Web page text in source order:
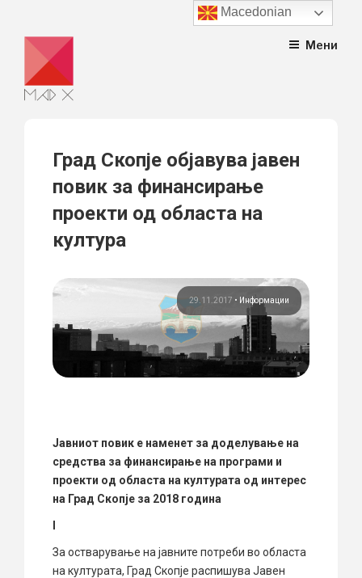
content
Мени
Град Скопје објавува јавен
повик за финансирање
проекти од областа на
култура
29.11.2017 • Информации
Јавниот повик е наменет за доделување на
средства за финансирање на програми и
проекти од областа на културата од интерес
на Град Скопје за 2018 година
I
За остварување на јавните потреби во областа
на културата, Град Скопје распишува Јавен
Macedonian